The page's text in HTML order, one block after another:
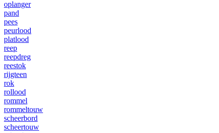
oplanger
pand
pees
peurlood
platlood
reep
reepdreg
reestok
rijgteen
rok
rollood
rommel
rommeltouw
scheerbord
scheertouw